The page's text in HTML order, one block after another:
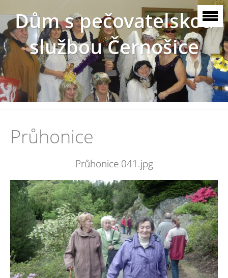
Dům s pečovatelskou
službou Černošice
Průhonice
Průhonice 041.jpg